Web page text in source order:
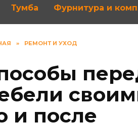
Тумба Фурнитура и
» РЕМОНТ И УХОД
и после